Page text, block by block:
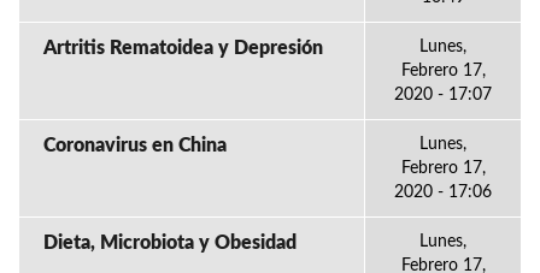
Artritis Rematoidea y Depresión
Lunes,
Febrero 17,
2020 - 17:07
Coronavirus en China
Lunes,
Febrero 17,
2020 - 17:06
Dieta, Microbiota y Obesidad
Lunes,
Febrero 17,